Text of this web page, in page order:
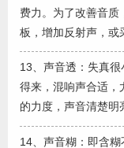
费力。为了改善音质
板，增加反射声，或
13、声音透：失真
得来，混响声合适，
的力度，声音清楚明
14、声音糊：即含